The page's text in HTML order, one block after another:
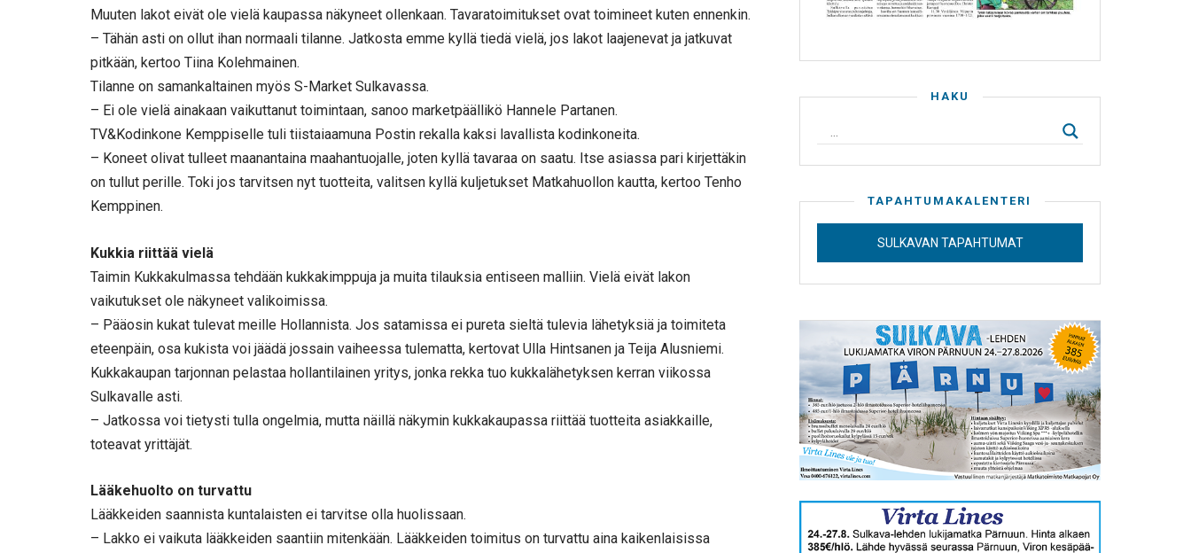
Muuten lakot eivät ole vielä kaupassa näkyneet ollenkaan. Tavaratoimitukset ovat toimineet kuten ennenkin.
– Tähän asti on ollut ihan normaali tilanne. Jatkosta emme kyllä tiedä vielä, jos lakot laajenevat ja jatkuvat
pitkään, kertoo Tiina Kolehmainen.
Tilanne on samankaltainen myös S-Market Sulkavassa.
– Ei ole vielä ainakaan vaikuttanut toimintaan, sanoo marketpäällikö Hannele Partanen.
TV&Kodinkone Kemppiselle tuli tiistaiaamuna Postin rekalla kaksi lavallista kodinkoneita.
– Koneet olivat tulleet maanantaina maahantuojalle, joten kyllä tavaraa on saatu. Itse asiassa pari kirjettäkin
on tullut perille. Toki jos tarvitsen nyt tuotteita, valitsen kyllä kuljetukset Matkahuollon kautta, kertoo Tenho
Kemppinen.
Kukkia riittää vielä
Taimin Kukkakulmassa tehdään kukkakimppuja ja muita tilauksia entiseen malliin. Vielä eivät lakon
vaikutukset ole näkyneet valikoimissa.
– Pääosin kukat tulevat meille Hollannista. Jos satamissa ei pureta sieltä tulevia lähetyksiä ja toimiteta
eteenpäin, osa kukista voi jäädä jossain vaiheessa tulematta, kertovat Ulla Hintsanen ja Teija Alusniemi.
Kukkakaupan tarjonnan pelastaa hollantilainen yritys, jonka rekka tuo kukkalähetyksen kerran viikossa
Sulkavalle asti.
– Jatkossa voi tietysti tulla ongelmia, mutta näillä näkymin kukkakaupassa riittää tuotteita asiakkaille,
toteavat yrittäjät.
Lääkehuolto on turvattu
Lääkkeiden saannista kuntalaisten ei tarvitse olla huolissaan.
– Lakko ei vaikuta lääkkeiden saantiin mitenkään. Lääkkeiden toimitus on turvattu aina kaikenlaisissa
HAKU
TAPAHTUMAKALENTERI
SULKAVAN TAPAHTUMAT